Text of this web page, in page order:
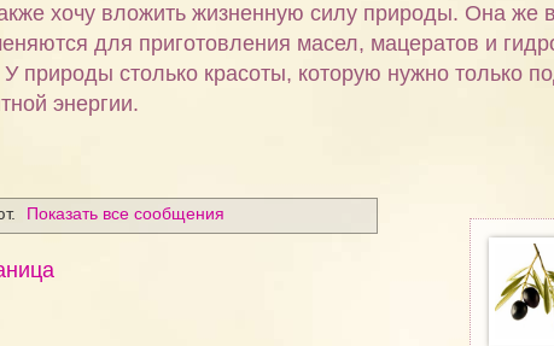
хочу вложить жизненную силу природы. Она же
для приготовления масел, мацератов и
природы столько красоты, которую нужно только
энергии.
Показать все сообщения